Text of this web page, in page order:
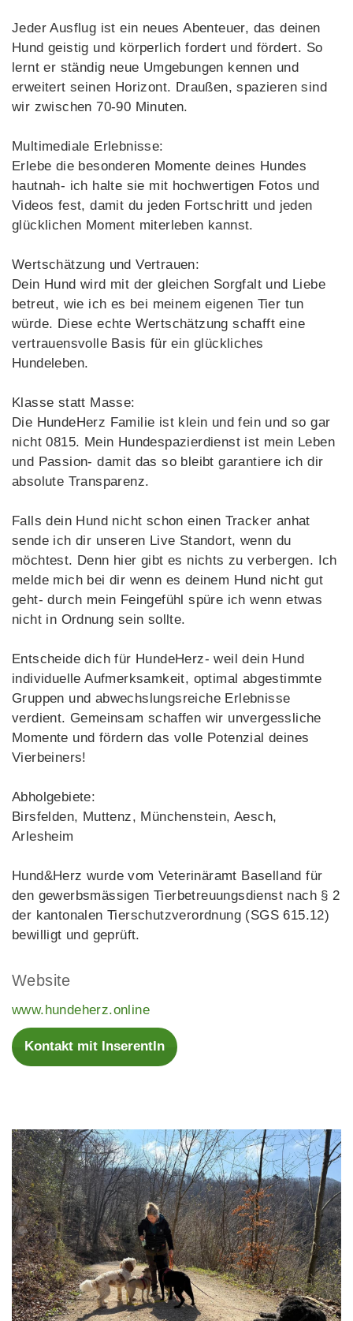
Jeder Ausflug ist ein neues Abenteuer, das deinen
Hund geistig und körperlich fordert und fördert. So
lernt er ständig neue Umgebungen kennen und
erweitert seinen Horizont. Draußen, spazieren sind
wir zwischen 70-90 Minuten.
Multimediale Erlebnisse:
Erlebe die besonderen Momente deines Hundes
hautnah- ich halte sie mit hochwertigen Fotos und
Videos fest, damit du jeden Fortschritt und jeden
glücklichen Moment miterleben kannst.
Wertschätzung und Vertrauen:
Dein Hund wird mit der gleichen Sorgfalt und Liebe
betreut, wie ich es bei meinem eigenen Tier tun
würde. Diese echte Wertschätzung schafft eine
vertrauensvolle Basis für ein glückliches
Hundeleben.
Klasse statt Masse:
Die HundeHerz Familie ist klein und fein und so gar
nicht 0815. Mein Hundespazierdienst ist mein Leben
und Passion- damit das so bleibt garantiere ich dir
absolute Transparenz.
Falls dein Hund nicht schon einen Tracker anhat
sende ich dir unseren Live Standort, wenn du
möchtest. Denn hier gibt es nichts zu verbergen. Ich
melde mich bei dir wenn es deinem Hund nicht gut
geht- durch mein Feingefühl spüre ich wenn etwas
nicht in Ordnung sein sollte.
Entscheide dich für HundeHerz- weil dein Hund
individuelle Aufmerksamkeit, optimal abgestimmte
Gruppen und abwechslungsreiche Erlebnisse
verdient. Gemeinsam schaffen wir unvergessliche
Momente und fördern das volle Potenzial deines
Vierbeiners!
Abholgebiete:
Birsfelden, Muttenz, Münchenstein, Aesch,
Arlesheim
Hund&Herz wurde vom Veterinäramt Baselland für
den gewerbsmässigen Tierbetreuungsdienst nach § 2
der kantonalen Tierschutzverordnung (SGS 615.12)
bewilligt und geprüft.
Website
www.hundeherz.online
Kontakt mit InserentIn